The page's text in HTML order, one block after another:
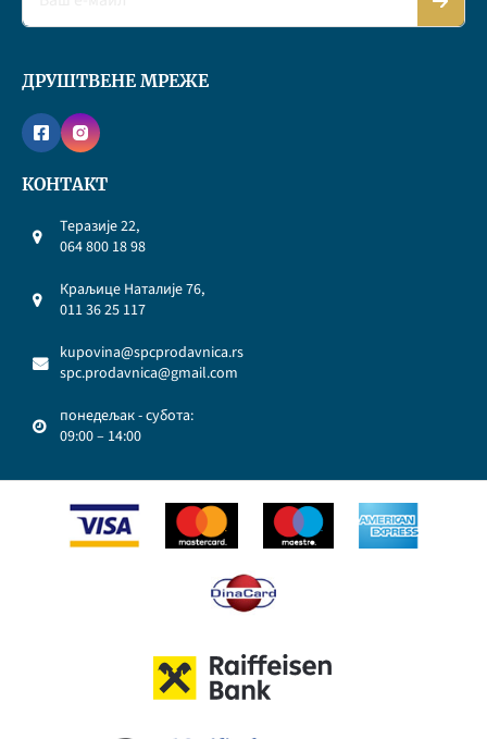
ДРУШТВЕНЕ МРЕЖЕ
КОНТАКТ
Теразије 22,
064 800 18 98
Краљице Наталије 76,
011 36 25 117
kupovina@spcprodavnica.rs
spc.prodavnica@gmail.com
понедељак - субота:
09:00 – 14:00